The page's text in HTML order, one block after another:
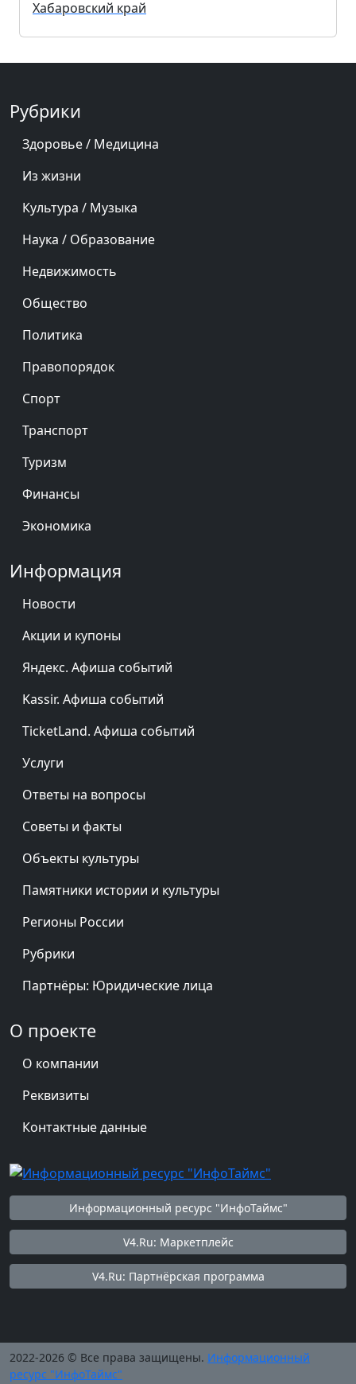
Хабаровский край
Рубрики
Здоровье / Медицина
Из жизни
Культура / Музыка
Наука / Образование
Недвижимость
Общество
Политика
Правопорядок
Спорт
Транспорт
Туризм
Финансы
Экономика
Информация
Новости
Акции и купоны
Яндекс. Афиша событий
Kassir. Афиша событий
TicketLand. Афиша событий
Услуги
Ответы на вопросы
Советы и факты
Объекты культуры
Памятники истории и культуры
Регионы России
Рубрики
Партнёры: Юридические лица
О проекте
О компании
Реквизиты
Контактные данные
Информационный ресурс "ИнфоТаймс"
V4.Ru: Маркетплейс
V4.Ru: Партнёрская программа
2022-2026 © Все права защищены. Информационный
ресурс "ИнфоТаймс"